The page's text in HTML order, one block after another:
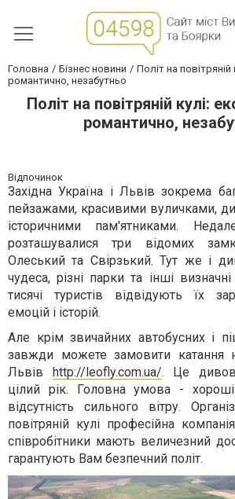
Головна Бізнес новини
Політ на
романтично, незабутньо
Політ на повітряній кулі:
романтично,
Відпочинок
Західна Україна і Львів зокрема
пейзажами, красивими вуличками,
історичними пам'ятниками.
розташувалися три відомих
Олеський та Свірзький. Тут же і
чудеса, різні парки та інші
тисячі туристів відвідують їх
емоцій і історій.
Але крім звичайних автобусних і
завжди можете замовити катання
Львів http://leofly.com.ua/. Це
цілий рік. Головна умова -
відсутність сильного вітру.
повітряній кулі професійна
співробітники мають величезний
гарантують Вам безпечний політ.